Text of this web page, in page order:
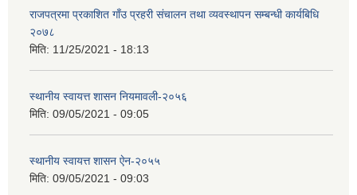
राजपत्रमा प्रकाशित गाँउ प्रहरी संचालन तथा व्यवस्थापन सम्बन्धी कार्यबिधि
२०७८
मिति: 11/25/2021 - 18:13
स्थानीय स्वायत्त शासन नियमावली-२०५६
मिति: 09/05/2021 - 09:05
स्थानीय स्वायत्त शासन ए‍ेन-२०५५
मिति: 09/05/2021 - 09:03